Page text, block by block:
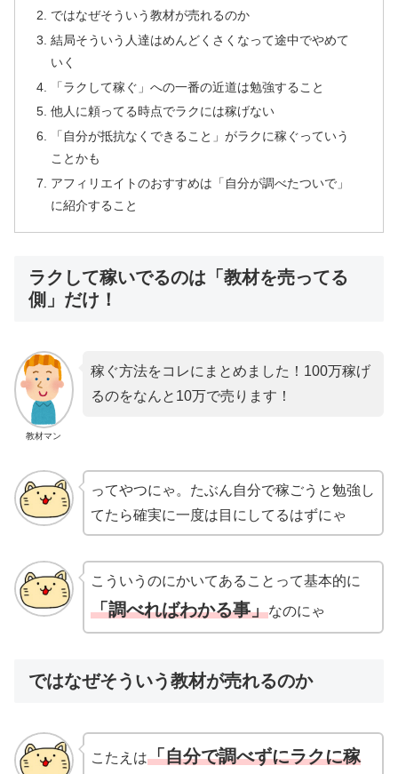
ではなぜそういう教材が売れるのか
結局そういう人達はめんどくさくなって途中でやめて
いく
「ラクして稼ぐ」への一番の近道は勉強すること
他人に頼ってる時点でラクには稼げない
「自分が抵抗なくできること」がラクに稼ぐっていう
ことかも
アフィリエイトのおすすめは「自分が調べたついで」
に紹介すること
ラクして稼いでるのは「教材を売ってる
側」だけ！
教材マン
稼ぐ方法をコレにまとめました！100万稼げ
るのをなんと10万で売ります！
ってやつにゃ。たぶん自分で稼ごうと勉強し
てたら確実に一度は目にしてるはずにゃ
こういうのにかいてあることって基本的に
「調べればわかる事」なのにゃ
ではなぜそういう教材が売れるのか
こたえは「自分で調べずにラクに稼